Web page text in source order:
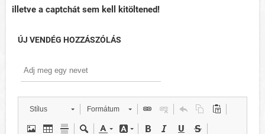
illetve a captchát sem kell kitöltened!
ÚJ VENDÉG HOZZÁSZÓLÁS
Stílus Formátum